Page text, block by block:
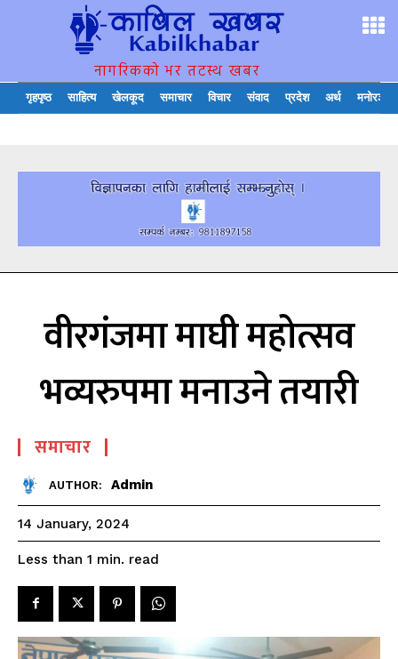
नागरिकको भर तटस्थ खबर
गृहपृष्ठ साहित्य खेलकूद समाचार विचार संवाद प्रदेश अर्थ मनोरञ्जन
वीरगंजमा माघी महोत्सव
भव्यरुपमा मनाउने तयारी
समाचार
AUTHOR: Admin
14 January, 2024
Less than 1 min. read